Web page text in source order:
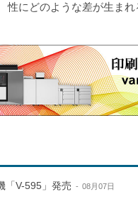
性にどのような差が生まれ
「V-595」発売 08月07日